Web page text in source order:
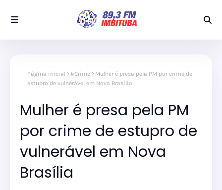
Página inicial #Crime
Mulher é presa pela PM por crime de
estupro de vulnerável em Nova Brasília
Mulher é presa pela PM
por crime de estupro de
vulnerável em Nova
Brasília